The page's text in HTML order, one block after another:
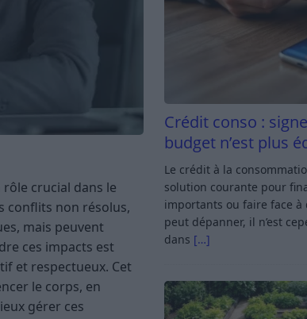
crucial dans le
conflits non résolus,
mais peuvent
ces impacts est
et respectueux. Cet
le corps, en
gérer ces
Crédit conso :
budget n’est plus
Le crédit à la
solution courante pour
importants ou faire face à
peut dépanner, il n’est
dans […]